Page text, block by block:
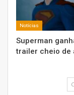
Notícias
Superman
trailer cheio de